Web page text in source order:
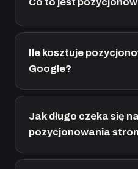
Co to jest
Ile kosztuje
Google?
Jak długo czeka się
pozycjonowania